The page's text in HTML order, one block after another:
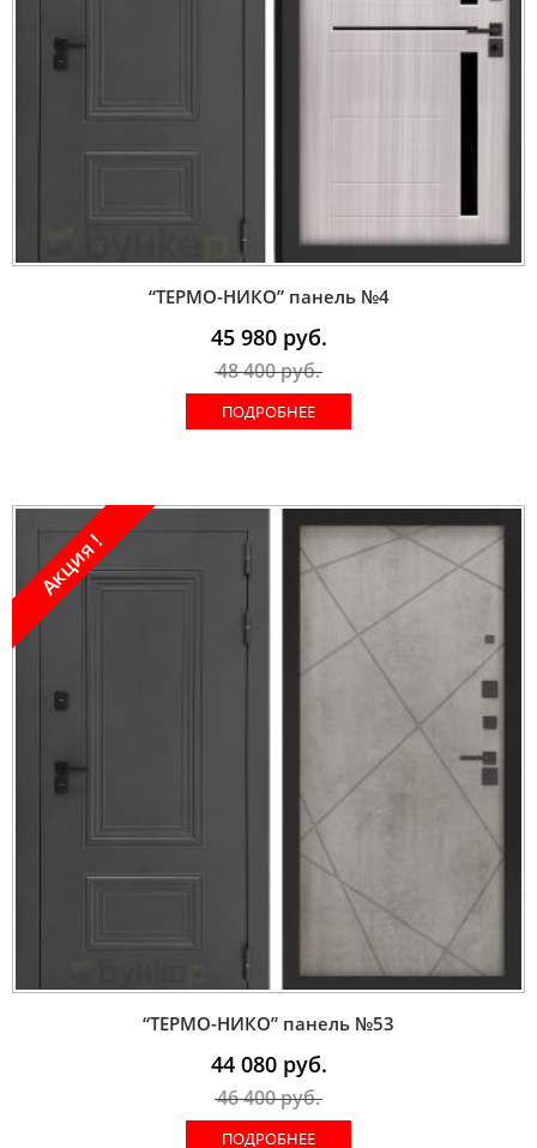
“ТЕРМО-НИКО” панель №4
45 980руб.
48 400руб.
ПОДРОБНЕЕ
Акция !
“ТЕРМО-НИКО” панель №53
44 080руб.
46 400руб.
ПОДРОБНЕЕ